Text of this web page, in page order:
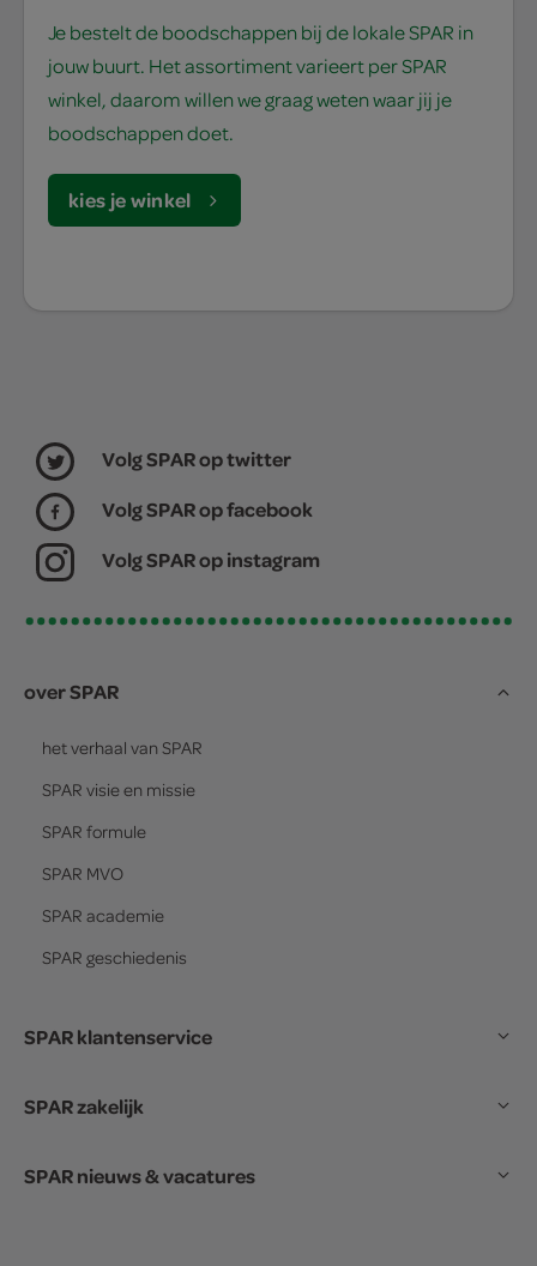
Je bestelt de boodschappen bij de lokale SPAR in
jouw buurt. Het assortiment varieert per SPAR
winkel, daarom willen we graag weten waar jij je
boodschappen doet.
kies je winkel
Volg SPAR op twitter
Volg SPAR op facebook
Volg SPAR op instagram
over SPAR
het verhaal van SPAR
SPAR visie en missie
SPAR formule
SPAR MVO
SPAR academie
SPAR geschiedenis
SPAR klantenservice
SPAR zakelijk
SPAR nieuws & vacatures